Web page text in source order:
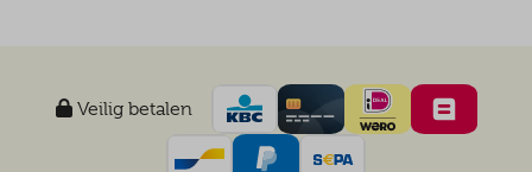
Veilig betalen